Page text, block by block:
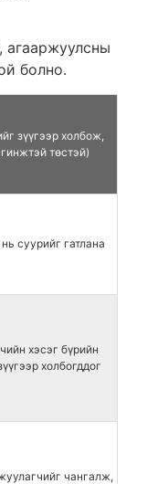
болно.
зүүгээр холбож,
төстэй)
суурийг гатлана
хэсэг бүрийн
холбогддог
чангалж,